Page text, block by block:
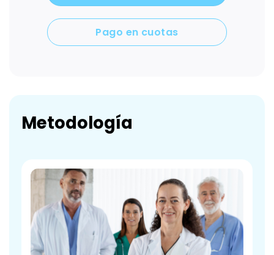
Pago en cuotas
Metodología